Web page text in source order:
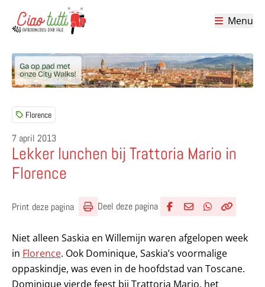
Menu
Florence
7 april 2013
Lekker lunchen bij Trattoria Mario in
Florence
Print deze pagina Deel deze pagina
Niet alleen Saskia en Willemijn waren afgelopen week
in Florence. Ook Dominique, Saskia’s voormalige
oppaskindje, was even in de hoofdstad van Toscane.
Dominique vierde feest bij Trattoria Mario, het